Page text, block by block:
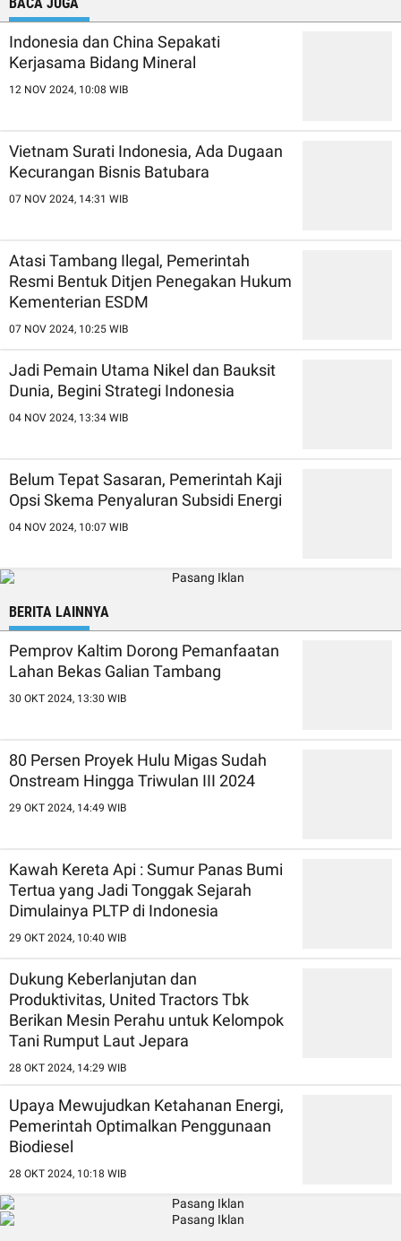
Indonesia dan China Sepakati
Kerjasama Bidang Mineral
12 NOV 2024, 10:08 WIB
Vietnam Surati Indonesia, Ada Dugaan
Kecurangan Bisnis Batubara
07 NOV 2024, 14:31 WIB
Atasi Tambang Ilegal, Pemerintah
Resmi Bentuk Ditjen Penegakan Hukum
Kementerian ESDM
07 NOV 2024, 10:25 WIB
Jadi Pemain Utama Nikel dan Bauksit
Dunia, Begini Strategi Indonesia
04 NOV 2024, 13:34 WIB
Belum Tepat Sasaran, Pemerintah Kaji
Opsi Skema Penyaluran Subsidi Energi
04 NOV 2024, 10:07 WIB
BERITA LAINNYA
Pemprov Kaltim Dorong Pemanfaatan
Lahan Bekas Galian Tambang
30 OKT 2024, 13:30 WIB
80 Persen Proyek Hulu Migas Sudah
Onstream Hingga Triwulan III 2024
29 OKT 2024, 14:49 WIB
Kawah Kereta Api : Sumur Panas Bumi
Tertua yang Jadi Tonggak Sejarah
Dimulainya PLTP di Indonesia
29 OKT 2024, 10:40 WIB
Dukung Keberlanjutan dan
Produktivitas, United Tractors Tbk
Berikan Mesin Perahu untuk Kelompok
Tani Rumput Laut Jepara
28 OKT 2024, 14:29 WIB
Upaya Mewujudkan Ketahanan Energi,
Pemerintah Optimalkan Penggunaan
Biodiesel
28 OKT 2024, 10:18 WIB